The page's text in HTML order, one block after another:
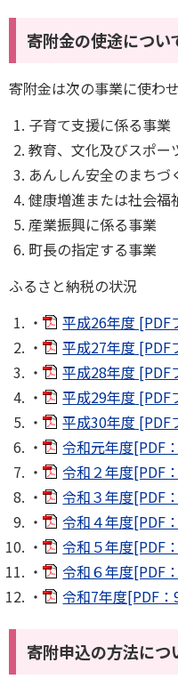
寄附金の使途につい
寄附金は次の事業に使わ
子育て支援に係る事業
教育、文化及びスポー
あんしん安全のまちづ
健康増進または社会福
産業振興に係る事業
町長の指定する事業
ふるさと納税の状況
・
平成26年度 [PDF
・
平成27年度 [PDF
・
平成28年度 [PDF
・
平成29年度 [PDF
・
平成30年度 [PDF
・
令和元年度[PDF
・
令和２年度[PDF
・
令和３年度[PDF
・
令和４年度[PDF
・
令和５年度[PDF
・
令和６年度[PDF
・
令和7年度[PDF
寄附申込の方法につ